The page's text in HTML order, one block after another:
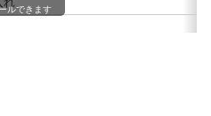
ルできます